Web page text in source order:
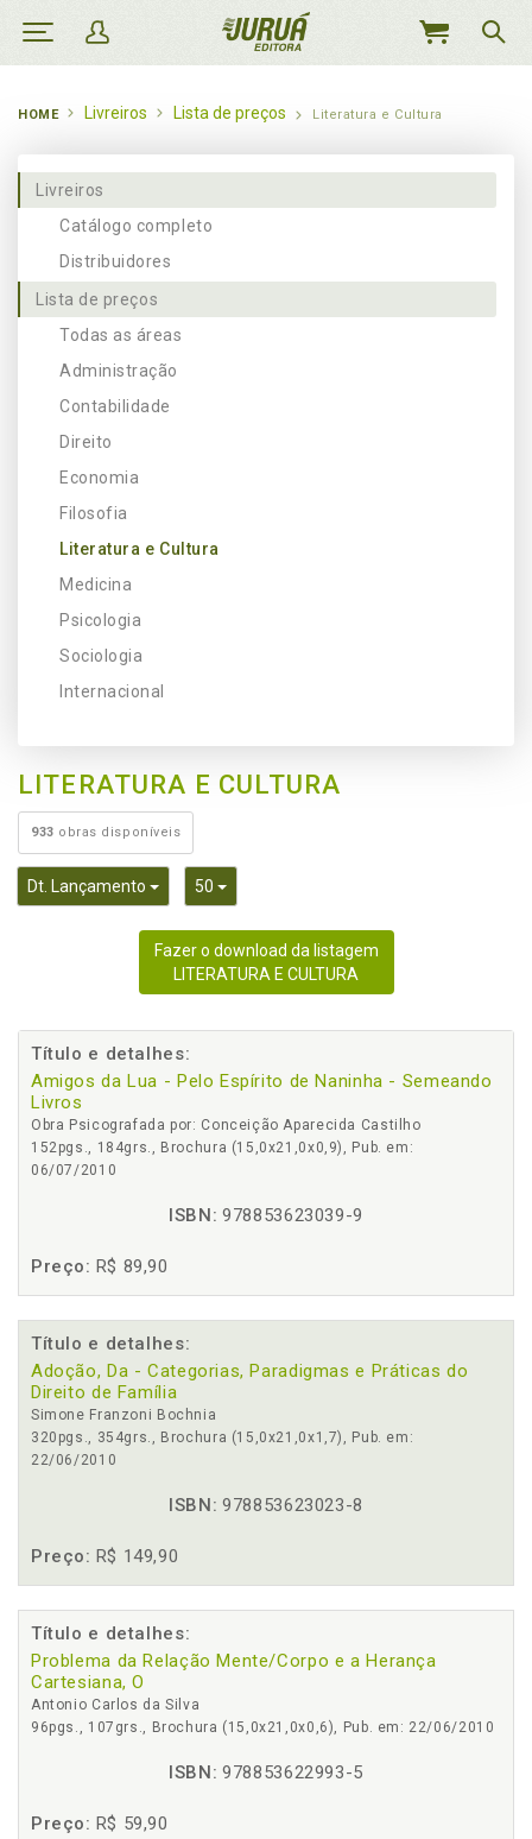
MEU
HOME Livreiros Lista de preços Literatura e Cultura
Livreiros
Catálogo completo
Distribuidores
Lista de preços
Todas as áreas
Administração
Contabilidade
Direito
Economia
Filosofia
Literatura e Cultura
Medicina
Psicologia
Sociologia
Internacional
LITERATURA E CULTURA
933 obras disponíveis
Dt. Lançamento Toggle Dropdown
50 Toggle Dropdown
Fazer o download da listagem
LITERATURA E CULTURA
Título e detalhes:
Amigos da Lua - Pelo Espírito de Naninha - Semeando
Livros
Obra Psicografada por: Conceição Aparecida Castilho
152pgs., 184grs., Brochura (15,0x21,0x0,9), Pub. em:
06/07/2010
ISBN: 978853623039-9
Preço: R$ 89,90
Título e detalhes:
Adoção, Da - Categorias, Paradigmas e Práticas do
Direito de Família
Simone Franzoni Bochnia
320pgs., 354grs., Brochura (15,0x21,0x1,7), Pub. em:
22/06/2010
ISBN: 978853623023-8
Preço: R$ 149,90
Título e detalhes:
Problema da Relação Mente/Corpo e a Herança
Cartesiana, O
Antonio Carlos da Silva
96pgs., 107grs., Brochura (15,0x21,0x0,6), Pub. em: 22/06/2010
ISBN: 978853622993-5
Preço: R$ 59,90